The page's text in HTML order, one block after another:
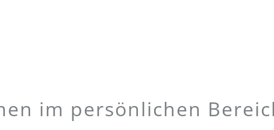
im persönlichen